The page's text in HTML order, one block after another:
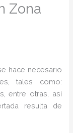
Zona
hace necesario
tales como:
entre otras, así
resulta de